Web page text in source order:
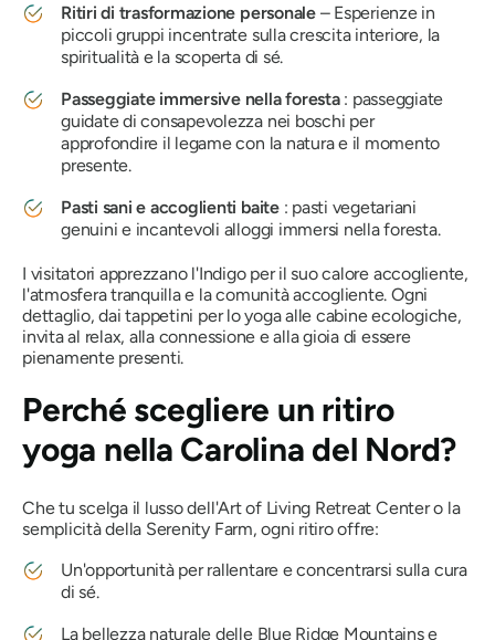
Ritiri di trasformazione personale – Esperienze in
piccoli gruppi incentrate sulla crescita interiore, la
spiritualità e la scoperta di sé.
Passeggiate immersive nella foresta: passeggiate
guidate di consapevolezza nei boschi per
approfondire il legame con la natura e il momento
presente.
Pasti sani e accoglienti baite: pasti vegetariani
genuini e incantevoli alloggi immersi nella foresta.
I visitatori apprezzano l'Indigo per il suo calore accogliente,
l'atmosfera tranquilla e la comunità accogliente. Ogni
dettaglio, dai tappetini per lo yoga alle cabine ecologiche,
invita al relax, alla connessione e alla gioia di essere
pienamente presenti.
Perché scegliere un ritiro
yoga nella Carolina del Nord?
Che tu scelga il lusso dell'Art of Living Retreat Center o la
semplicità della Serenity Farm, ogni ritiro offre:
Un'opportunità per rallentare e concentrarsi sulla cura
di sé.
La bellezza naturale delle Blue Ridge Mountains e